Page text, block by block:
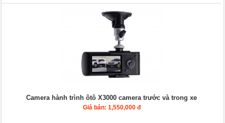
Camera hành trình ôtô X3000 camera trước và trong xe
Giá bán: 1,550,000 đ